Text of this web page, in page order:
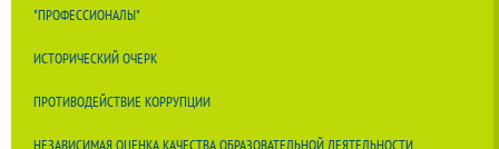
"ПРОФЕССИОНАЛЫ"
ИСТОРИЧЕСКИЙ ОЧЕРК
ПРОТИВОДЕЙСТВИЕ КОРРУПЦИИ
НЕЗАВИСИМАЯ ОЦЕНКА КАЧЕСТВА ОБРАЗОВАТЕЛЬНОЙ ДЕЯТЕЛЬНОСТИ